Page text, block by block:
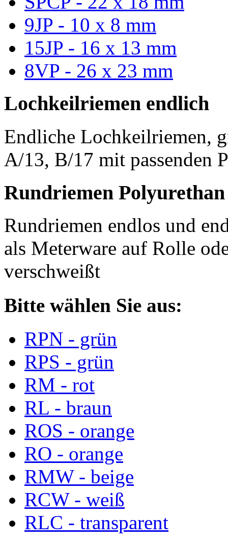
9JP - 10 x 8 mm
15JP - 16 x 13 mm
8VP - 26 x 23 mm
Lochkeilriemen endlich
Endliche Lochkeilriemen,
A/13, B/17 mit passenden
Rundriemen Polyurethan
Rundriemen endlos und
als Meterware auf Rolle
verschweißt
Bitte wählen Sie aus:
RPN - grün
RPS - grün
RM - rot
RL - braun
ROS - orange
RO - orange
RMW - beige
RCW - weiß
RLC - transparent